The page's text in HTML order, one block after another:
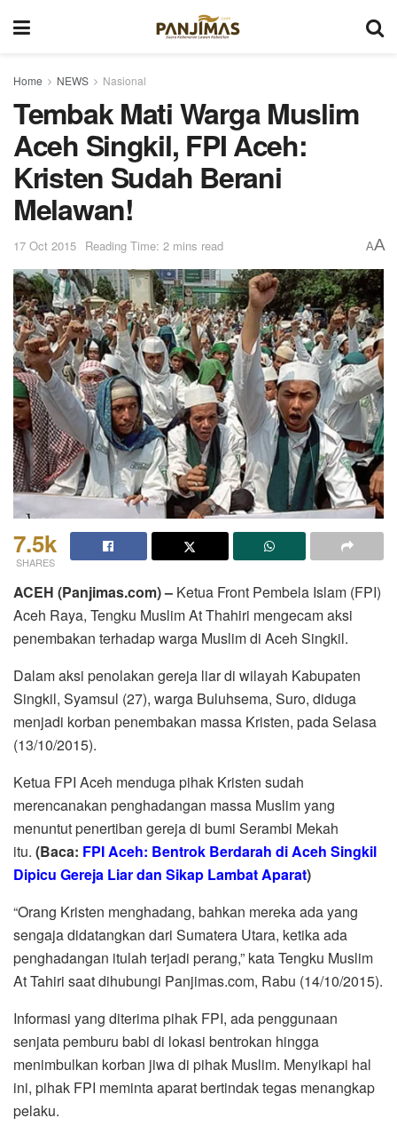
Home NEWS Nasional
Tembak Mati Warga Muslim
Aceh Singkil, FPI Aceh:
Kristen Sudah Berani
Melawan!
17 Oct 2015 Reading Time: 2 mins read AA
7.5k
SHARES
ACEH (Panjimas.com) – Ketua Front Pembela Islam (FPI)
Aceh Raya, Tengku Muslim At Thahiri mengecam aksi
penembakan terhadap warga Muslim di Aceh Singkil.
Dalam aksi penolakan gereja liar di wilayah Kabupaten
Singkil, Syamsul (27), warga Buluhsema, Suro, diduga
menjadi korban penembakan massa Kristen, pada Selasa
(13/10/2015).
Ketua FPI Aceh menduga pihak Kristen sudah
merencanakan penghadangan massa Muslim yang
menuntut penertiban gereja di bumi Serambi Mekah
itu. (Baca: FPI Aceh: Bentrok Berdarah di Aceh Singkil
Dipicu Gereja Liar dan Sikap Lambat Aparat)
“Orang Kristen menghadang, bahkan mereka ada yang
sengaja didatangkan dari Sumatera Utara, ketika ada
penghadangan itulah terjadi perang,” kata Tengku Muslim
At Tahiri saat dihubungi Panjimas.com, Rabu (14/10/2015).
Informasi yang diterima pihak FPI, ada penggunaan
senjata pemburu babi di lokasi bentrokan hingga
menimbulkan korban jiwa di pihak Muslim. Menyikapi hal
ini, pihak FPI meminta aparat bertindak tegas menangkap
pelaku.